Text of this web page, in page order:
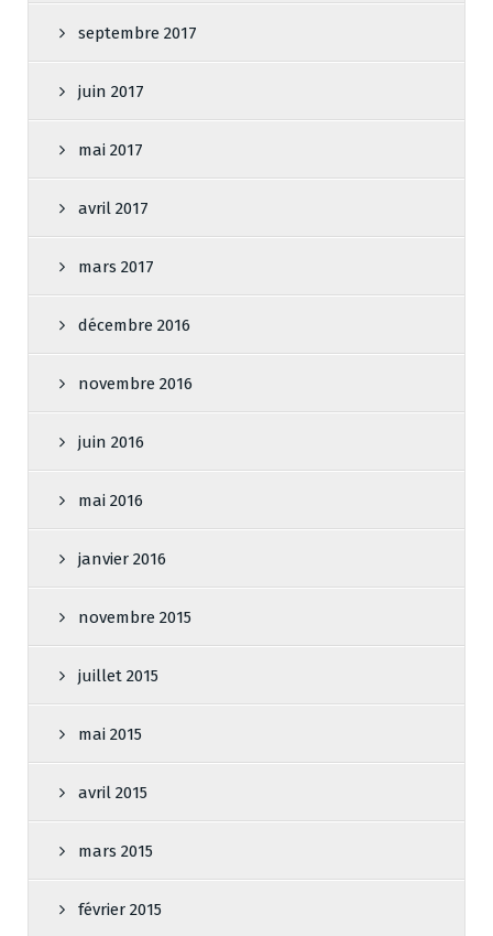
septembre 2017
juin 2017
mai 2017
avril 2017
mars 2017
décembre 2016
novembre 2016
juin 2016
mai 2016
janvier 2016
novembre 2015
juillet 2015
mai 2015
avril 2015
mars 2015
février 2015